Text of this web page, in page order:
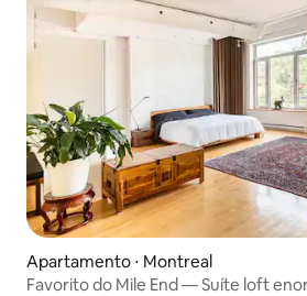
Apartamento ⋅ Montreal
Favorito do Mile End — Suíte loft